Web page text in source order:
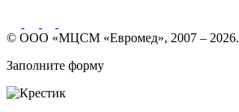
© ООО «МЦСМ «Евромед», 2007 – 2026.
Заполните форму